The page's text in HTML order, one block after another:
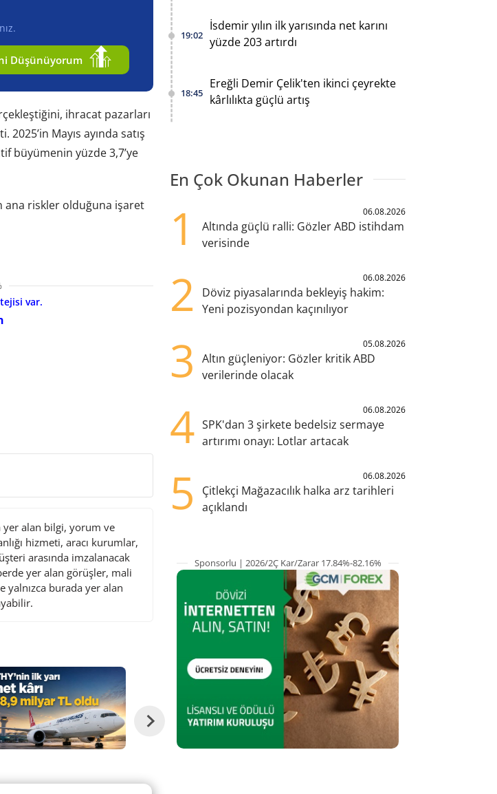
Düşünüyorum
ihracat pazarları
Mayıs ayında satış
büyümenin yüzde 3,7’ye
ana riskler olduğuna işaret
var.
yer alan bilgi, yorum ve
hizmeti, aracı kurumlar,
arasında imzalanacak
yer alan görüşler, mali
burada yer alan
19:02
İsdemir yılın ilk yarısında net karını
yüzde 203 artırdı
18:45
Ereğli Demir Çelik'ten ikinci çeyrekte
kârlılıkta güçlü artış
En Çok Okunan Haberler
1 06.08.2026
Altında güçlü ralli: Gözler ABD istihdam
verisinde
2 06.08.2026
Döviz piyasalarında bekleyiş hakim:
Yeni pozisyondan kaçınılıyor
3 05.08.2026
Altın güçleniyor: Gözler kritik ABD
verilerinde olacak
4 06.08.2026
SPK'dan 3 şirkete bedelsiz sermaye
artırımı onayı: Lotlar artacak
5 06.08.2026
Çitlekçi Mağazacılık halka arz tarihleri
açıklandı
Sponsorlu | 2026/2Ç Kar/Zarar 17.84%-82.16%